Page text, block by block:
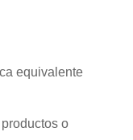
equivalente
o